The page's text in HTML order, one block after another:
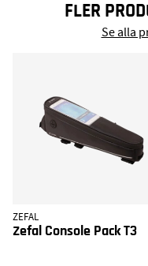
FLER
Se alla
ZEFAL
Zefal Console Pack T3